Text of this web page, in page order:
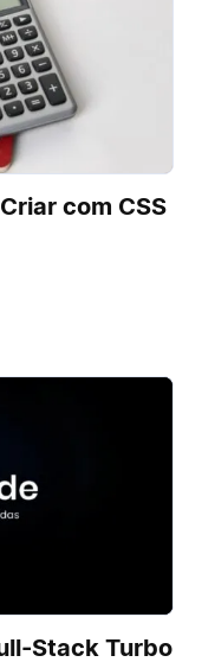
com CSS
Stack Turbo